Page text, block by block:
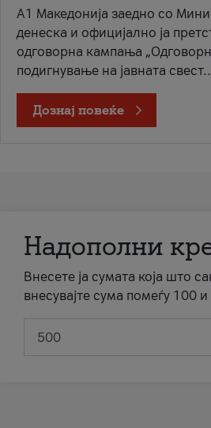
A1 Македонија заедно со
денеска и официјално ја
одговорна кампања
подигнување на јавната
Дознај повеќе
Надополни
Внесете ја сумата која што
внесувајте сума помеѓу 100